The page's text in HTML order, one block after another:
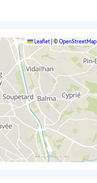
Leaflet |©OpenStreetMap